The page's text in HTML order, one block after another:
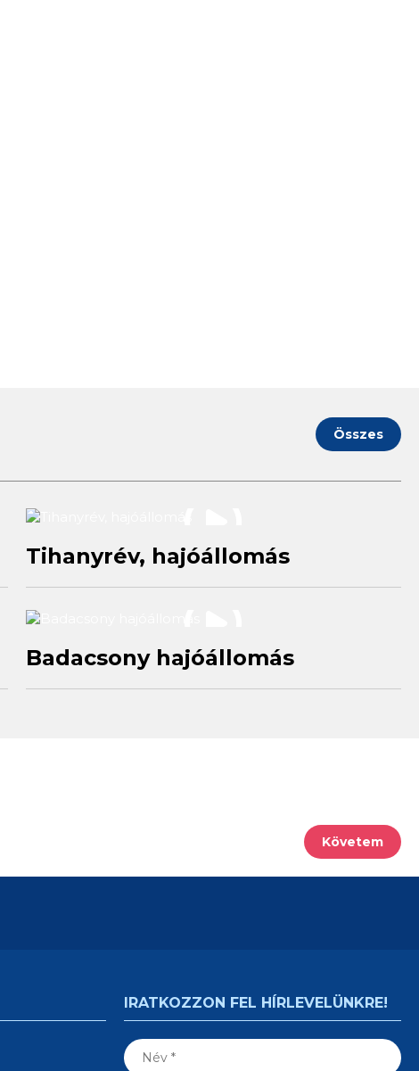
Összes
Tihanyrév, hajóállomás
Badacsony hajóállomás
Követem
IRATKOZZON FEL HÍRLEVELÜNKRE!